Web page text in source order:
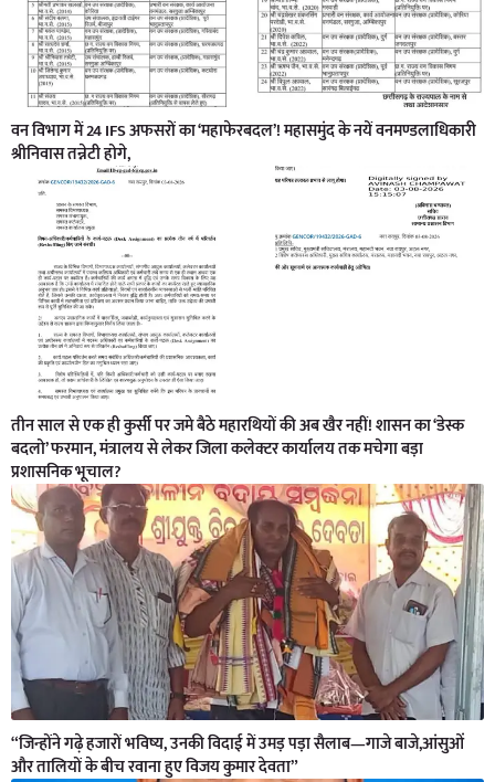
वन विभाग में 24 IFS अफसरों का ‘महाफेरबदल’! महासमुंद के नयें वनमण्डलाधिकारी
श्रीनिवास तन्नेटी होगे,
तीन साल से एक ही कुर्सी पर जमे बैठे महारथियों की अब खैर नहीं! शासन का ‘डेस्क
बदलो’ फरमान, मंत्रालय से लेकर जिला कलेक्टर कार्यालय तक मचेगा बड़ा
प्रशासनिक भूचाल?
“जिन्होंने गढ़े हजारों भविष्य, उनकी विदाई में उमड़ पड़ा सैलाब—गाजे बाजे,आंसुओं
और तालियों के बीच रवाना हुए विजय कुमार देवता”